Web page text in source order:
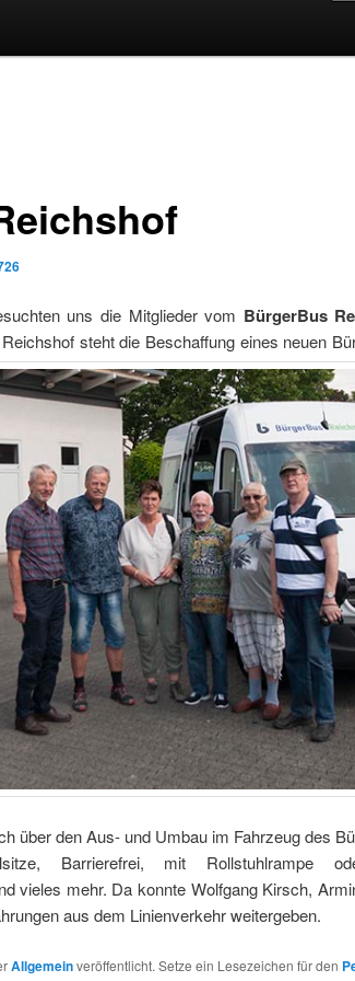
uns die Mitglieder vom BürgerBus
steht die Beschaffung eines neuen
über den Aus- und Umbau im Fahrzeug des
Barrierefrei, mit Rollstuhlrampe
vieles mehr. Da konnte Wolfgang Kirsch,
aus dem Linienverkehr weitergeben.
Allgemeinveröffentlicht. Setze ein Lesezeichen für den